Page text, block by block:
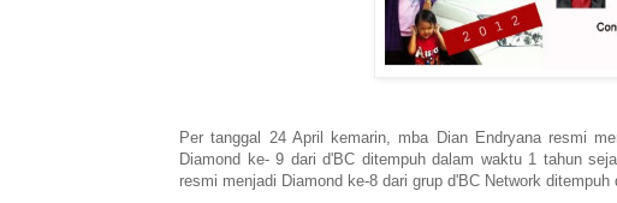
Per tanggal 24 April kemarin, mba Dian Endryana resmi
Diamond ke- 9 dari d'BC ditempuh dalam waktu 1 tahun
resmi menjadi Diamond ke-8 dari grup d'BC Network